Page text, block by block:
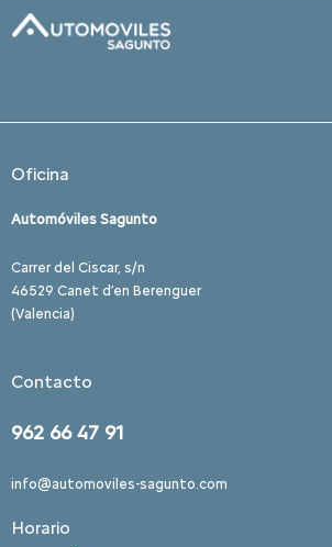
Oficina
Automóviles Sagunto
Carrer del Ciscar, s/n
46529 Canet d’en Berenguer
(Valencia)
Contacto
962 66 47 91
info@automoviles-sagunto.com
Horario